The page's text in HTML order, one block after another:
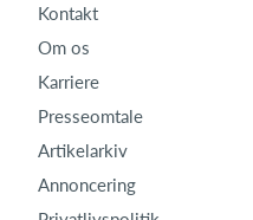
Kontakt
Om os
Karriere
Presseomtale
Artikelarkiv
Annoncering